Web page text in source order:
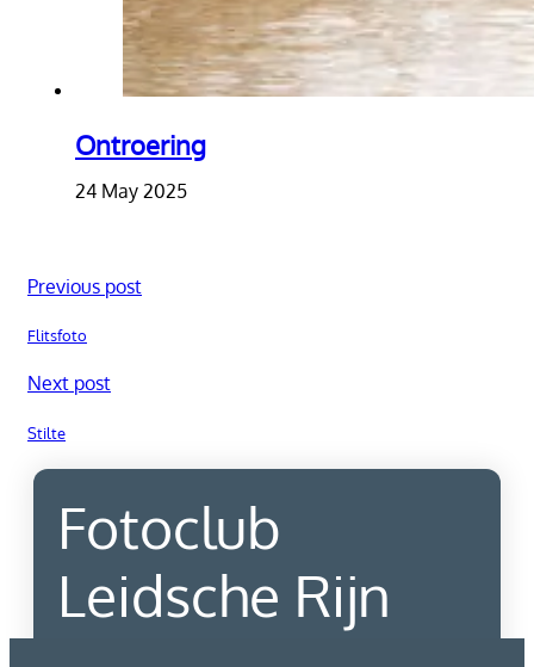
Ontroering
24 May 2025
Previous post
Flitsfoto
Next post
Stilte
Fotoclub
Leidsche Rijn